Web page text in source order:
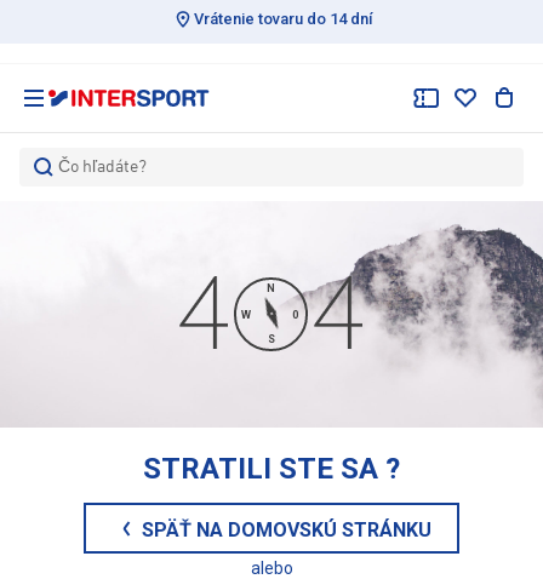
Vrátenie tovaru do 14 dní
Čo hľadáte?
N
0
S
W
STRATILI STE SA ?
SPÄŤ NA DOMOVSKÚ STRÁNKU
alebo